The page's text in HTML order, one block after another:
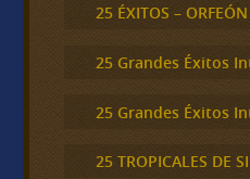
25 ÉXITOS – ORFEÓN
25 Grandes Éxitos
25 Grandes Éxitos
25 TROPICALES DE